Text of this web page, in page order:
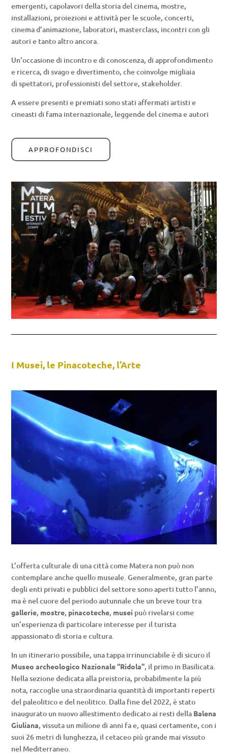
emergenti, capolavori della storia del cinema, mostre,
installazioni, proiezioni e attività per le scuole, concerti,
cinema d’animazione, laboratori, masterclass, incontri con gli
autori e tanto altro ancora.
Un’occasione di incontro e di conoscenza, di approfondimento
e ricerca, di svago e divertimento, che coinvolge migliaia
di spettatori, professionisti del settore, stakeholder.
A essere presenti e premiati sono stati affermati artisti e
cineasti di fama internazionale, leggende del cinema e autori
APPROFONDISCI
I Musei, le Pinacoteche, l’Arte
L’offerta culturale di una città come Matera non può non
contemplare anche quello museale. Generalmente, gran parte
degli enti privati e pubblici del settore sono aperti tutto l’anno,
ma è nel cuore del periodo autunnale che un breve tour tra
gallerie, mostre, pinacoteche, musei può rivelarsi come
un’esperienza di particolare interesse per il turista
appassionato di storia e cultura.
In un itinerario possibile, una tappa irrinunciabile è di sicuro il
Museo archeologico Nazionale “Ridola”, il primo in Basilicata.
Nella sezione dedicata alla preistoria, probabilmente la più
nota, raccoglie una straordinaria quantità di importanti reperti
del paleolitico e del neolitico. Dalla fine del 2022, è stato
inaugurato un nuovo allestimento dedicato ai resti della Balena
Giuliana, vissuta un milione di anni fa e, quasi certamente, con i
suoi 26 metri di lunghezza, il cetaceo più grande mai vissuto
nel Mediterraneo.